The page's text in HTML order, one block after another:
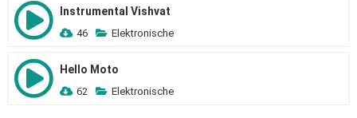
Instrumental Vishvat
46 Elektronische
Hello Moto
62 Elektronische